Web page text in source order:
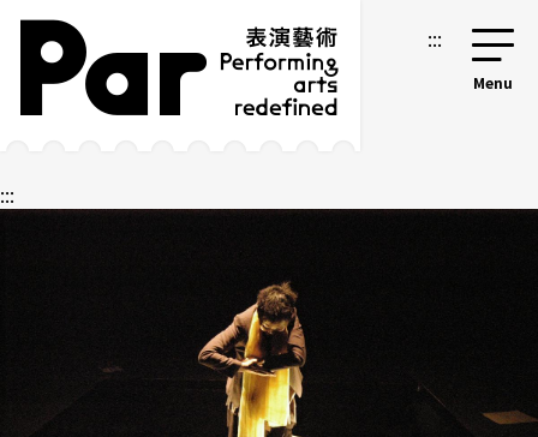
跳到主要內容區塊
網站導覽 :::
:::